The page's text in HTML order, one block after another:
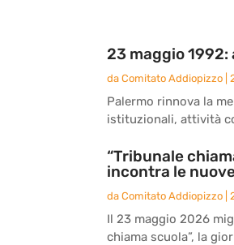
23 maggio 1992:
da Comitato Addiopizzo
Palermo rinnova la
istituzionali, attività
“Tribunale
incontra le
da Comitato Addiopizzo
Il 23 maggio 2026
chiama scuola”, la